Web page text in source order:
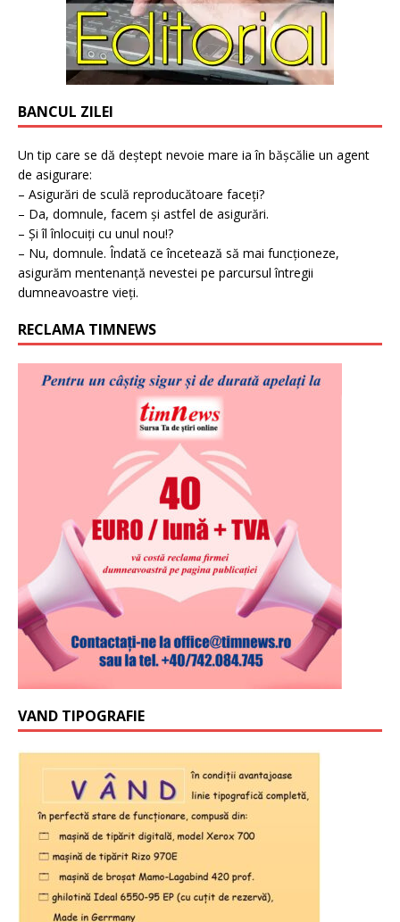
BANCUL ZILEI
Un tip care se dă deștept nevoie mare ia în bășcălie un agent
de asigurare:
– Asigurări de sculă reproducătoare faceți?
– Da, domnule, facem și astfel de asigurări.
– Și îl înlocuiți cu unul nou!?
– Nu, domnule. Îndată ce încetează să mai funcționeze,
asigurăm mentenanță nevestei pe parcursul întregii
dumneavoastre vieți.
RECLAMA TIMNEWS
VAND TIPOGRAFIE